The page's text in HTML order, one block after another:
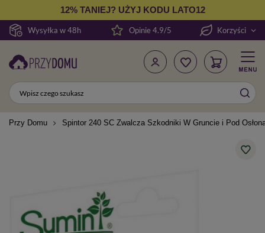
Wysyłka w 48h
12% TANIEJ? UŻYJ KODU LATO12
Opinie 4.9/5 Korzyści
Przy Domu Spintor 240 SC Zwalcza Szkodniki W Gruncie i Pod